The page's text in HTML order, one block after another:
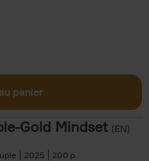
panier
Gold Mindset (EN)
2025 200